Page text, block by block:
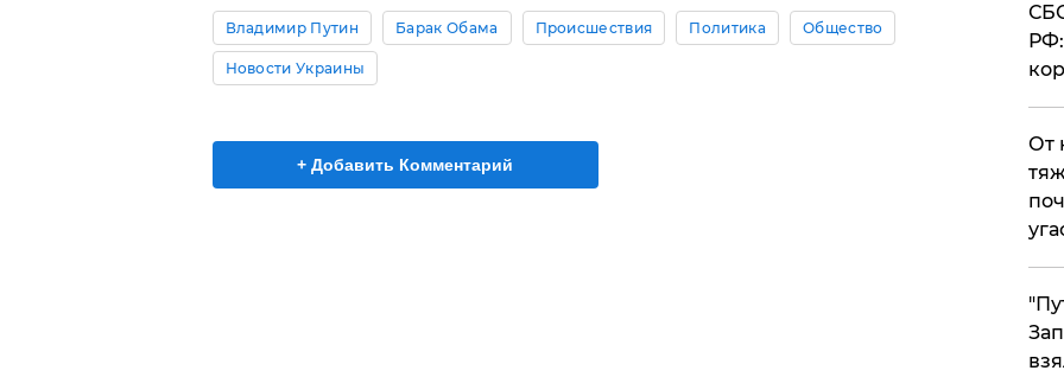
Владимир Путин Барак Обама Происшествия Политика Общество
Новости Украины
+ Добавить Комментарий
От